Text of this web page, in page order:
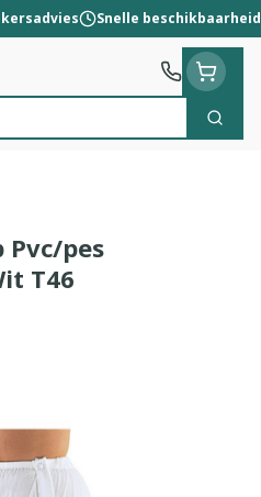
Snelle beschikbaarheid
Zoek
Pvc/pes
T46